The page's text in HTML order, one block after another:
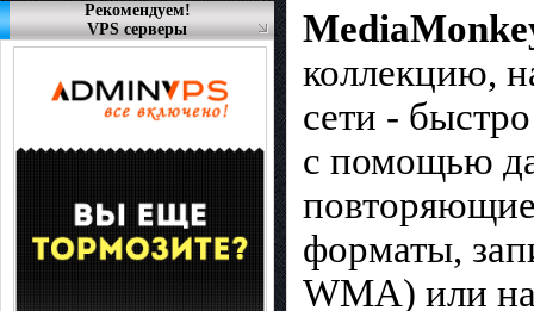
Рекомендуем!
VPS серверы
коллекцию,
сети -
с помощью
форматы,
WMA) или на